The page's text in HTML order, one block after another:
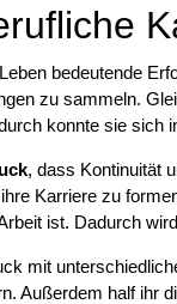
bedeutende
zu sammeln.
konnte sie sich
, dass Kontinuität
Karriere zu
ist. Dadurch
mit
Außerdem half ihr